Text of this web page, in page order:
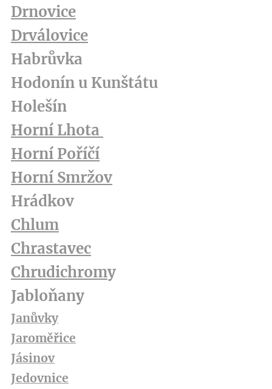
Drnovice
Drválovice
Habrůvka
Hodonín u Kunštátu
Holešín
Horní Lhota
Horní Poříčí
Horní Smržov
Hrádkov
Chlum
Chrastavec
Chrudichromy
Jabloňany
Janůvky
Jaroměřice
Jásinov
Jedovnice